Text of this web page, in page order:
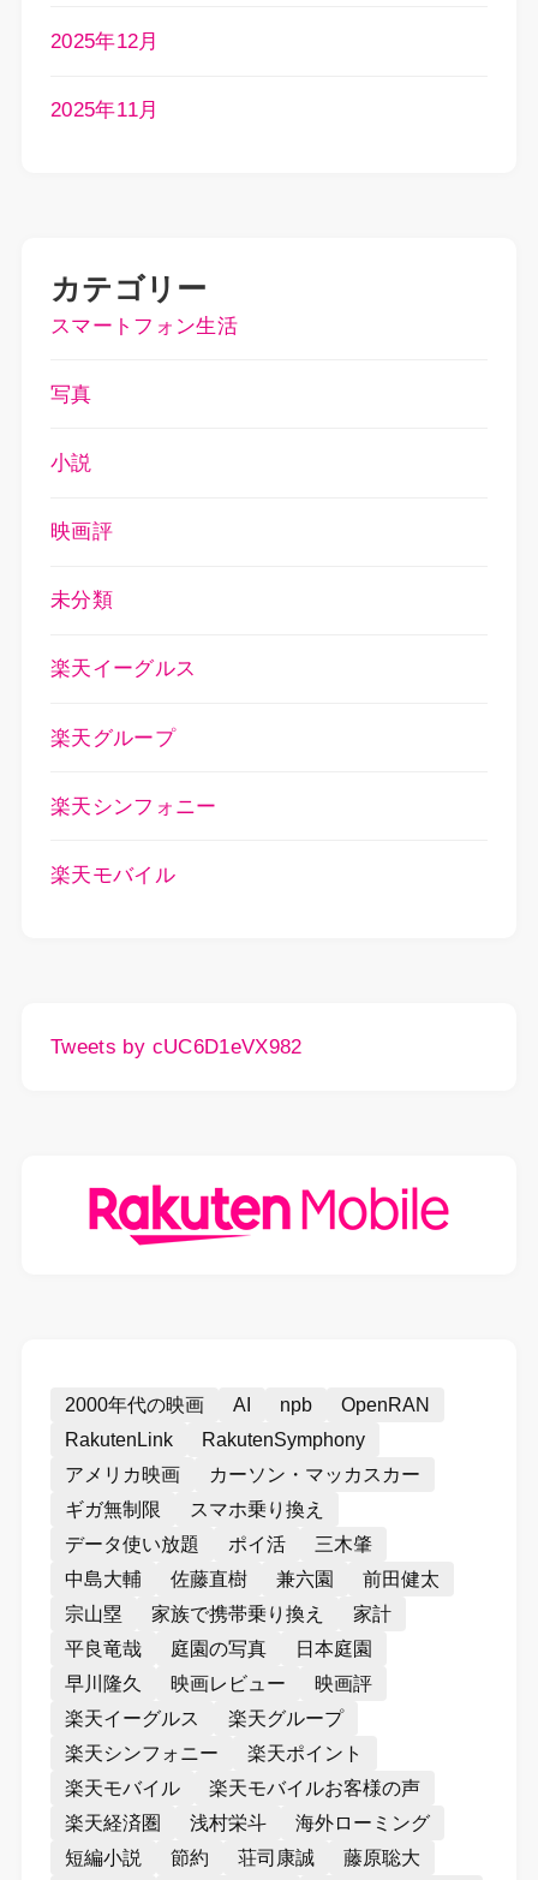
2025年12月
2025年11月
カテゴリー
スマートフォン生活
写真
小説
映画評
未分類
楽天イーグルス
楽天グループ
楽天シンフォニー
楽天モバイル
Tweets by cUC6D1eVX982
2000年代の映画 AI npb
OpenRAN
RakutenLink
RakutenSymphony
アメリカ映画
カーソン・マッカスカー
ギガ無制限
スマホ乗り換え
データ使い放題
ポイ活
三木肇
中島大輔
佐藤直樹 兼六園
前田健太
宗山塁
家族で携帯乗り換え
家計
平良竜哉
庭園の写真
日本庭園
早川隆久
映画レビュー
映画評
楽天イーグルス
楽天グループ
楽天シンフォニー
楽天ポイント
楽天モバイル
楽天モバイルお客様の声
楽天経済圏
浅村栄斗
海外ローミング
短編小説
節約 荘司康誠
藤原聡大